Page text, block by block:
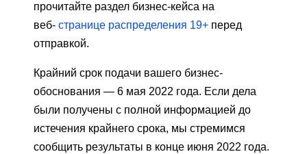
прочитайте раздел бизнес-кейса на
веб- странице распределения 19+ перед
отправкой.
Крайний срок подачи вашего бизнес-
обоснования — 6 мая 2022 года. Если дела
были получены с полной информацией до
истечения крайнего срока, мы стремимся
сообщить результаты в конце июня 2022 года.